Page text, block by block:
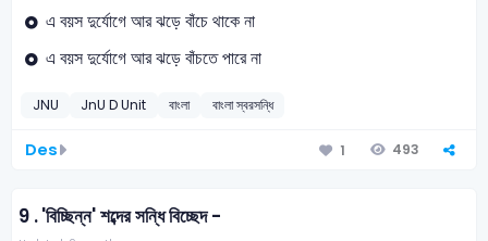
এ বয়স দুর্যোগে আর ঝড়ে বাঁচে থাকে না
এ বয়স দুর্যোগে আর ঝড়ে বাঁচতে পারে না
JNU JnU D Unit বাংলা বাংলা স্বরসন্ধি
Des 1 493
9 .'বিচ্ছিন্ন' শব্দের সন্ধি বিচ্ছেদ -